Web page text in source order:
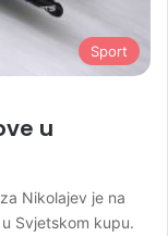
Sport
u
Nikolajev je na
Svjetskom kupu.